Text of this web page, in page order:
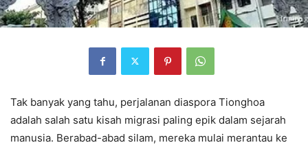
Tak banyak yang tahu, perjalanan diaspora Tionghoa
adalah salah satu kisah migrasi paling epik dalam sejarah
manusia. Berabad-abad silam, mereka mulai merantau ke